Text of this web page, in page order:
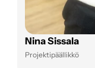
Nina Sissala
Projektipäällikkö